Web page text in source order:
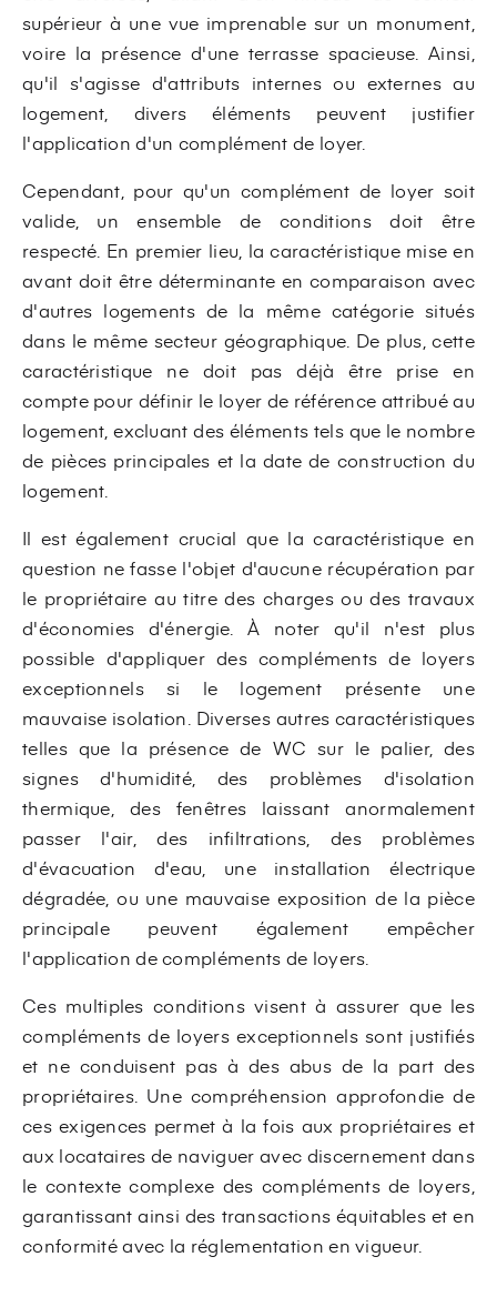
supérieur à une vue imprenable sur un monument,
voire la présence d'une terrasse spacieuse. Ainsi,
qu'il s'agisse d'attributs internes ou externes au
logement, divers éléments peuvent justifier
l'application d'un complément de loyer.
Cependant, pour qu'un complément de loyer soit
valide, un ensemble de conditions doit être
respecté. En premier lieu, la caractéristique mise en
avant doit être déterminante en comparaison avec
d'autres logements de la même catégorie situés
dans le même secteur géographique. De plus, cette
caractéristique ne doit pas déjà être prise en
compte pour définir le loyer de référence attribué au
logement, excluant des éléments tels que le nombre
de pièces principales et la date de construction du
logement.
Il est également crucial que la caractéristique en
question ne fasse l'objet d'aucune récupération par
le propriétaire au titre des charges ou des travaux
d'économies d'énergie. À noter qu'il n'est plus
possible d'appliquer des compléments de loyers
exceptionnels si le logement présente une
mauvaise isolation. Diverses autres caractéristiques
telles que la présence de WC sur le palier, des
signes d'humidité, des problèmes d'isolation
thermique, des fenêtres laissant anormalement
passer l'air, des infiltrations, des problèmes
d'évacuation d'eau, une installation électrique
dégradée, ou une mauvaise exposition de la pièce
principale peuvent également empêcher
l'application de compléments de loyers.
Ces multiples conditions visent à assurer que les
compléments de loyers exceptionnels sont justifiés
et ne conduisent pas à des abus de la part des
propriétaires. Une compréhension approfondie de
ces exigences permet à la fois aux propriétaires et
aux locataires de naviguer avec discernement dans
le contexte complexe des compléments de loyers,
garantissant ainsi des transactions équitables et en
conformité avec la réglementation en vigueur.